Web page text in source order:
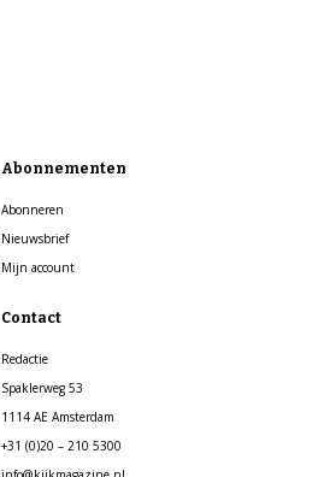
Abonnementen
Abonneren
Nieuwsbrief
Mijn account
Contact
Redactie
Spaklerweg 53
1114 AE Amsterdam
+31 (0)20 – 210 5300